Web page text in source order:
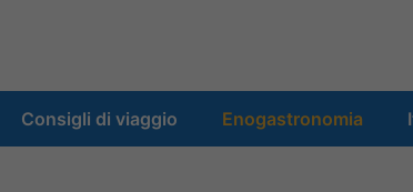
Consigli di viaggio Enogastronomia